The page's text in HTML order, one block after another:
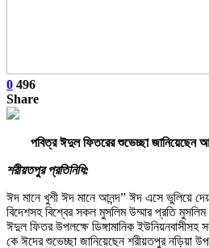
0 496
Share
পবিত্র ঈদুল ফিতরের শুভেচ্ছা
শরীয়তপুর প্রতিনিধি:
ঈদ মানে খুশী ঈদ মানে আনন্দ” ঈদ এসে ভুলিয়ে
বিদেশসহ বিশ্বের সকল মুসলিম উম্মার প্রতি
ঈদুল ফিতর উপলক্ষে ডিঙ্গামানিক ইউনিয়নবাসীসহ
কে ঈদের শুভেচ্ছা জানিয়েছেন শরীয়তপুর নড়িয়া